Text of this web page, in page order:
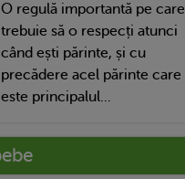
O regulă importantă pe care
trebuie să o respecți atunci
când ești părinte, și cu
precădere acel părinte care
este principalul...